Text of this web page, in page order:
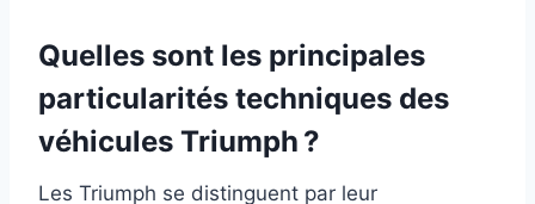
Quelles sont les principales
particularités techniques des
véhicules Triumph ?
Les Triumph se distinguent par leur